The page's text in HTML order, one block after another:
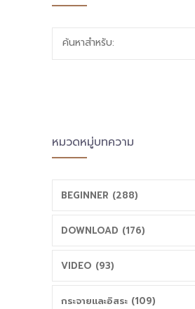
ค้นหาสำหรับ:
หมวดหมู่บทความ
BEGINNER (288)
DOWNLOAD (176)
VIDEO (93)
กระจายและอิสระ (109)